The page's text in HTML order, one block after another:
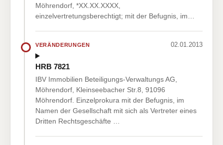
Möhrendorf, *XX.XX.XXXX,
einzelvertretungsberechtigt; mit der Befugnis, im…
VERÄNDERUNGEN 02.01.2013
HRB 7821
IBV Immobilien Beteiligungs-Verwaltungs AG,
Möhrendorf, Kleinseebacher Str.8, 91096
Möhrendorf. Einzelprokura mit der Befugnis, im
Namen der Gesellschaft mit sich als Vertreter eines
Dritten Rechtsgeschäfte …